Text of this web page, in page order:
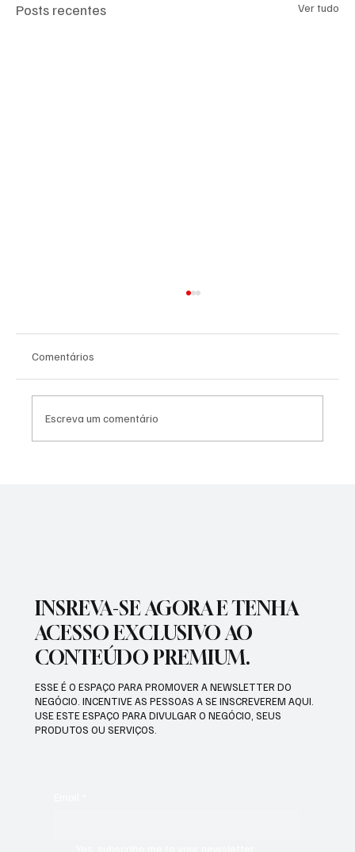
Posts recentes Ver tudo
Comentários
Escreva um comentário
INSREVA-SE AGORA E TENHA
ACESSO EXCLUSIVO AO
CONTEÚDO PREMIUM.
ESSE É O ESPAÇO PARA PROMOVER A NEWSLETTER DO
NEGÓCIO. INCENTIVE AS PESSOAS A SE INSCREVEREM AQUI.
USE ESTE ESPAÇO PARA DIVULGAR O NEGÓCIO, SEUS
PRODUTOS OU SERVIÇOS.